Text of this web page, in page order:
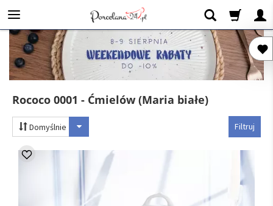
Rococo 0001 - Ćmielów (Maria białe)
Filtruj
Domyślnie